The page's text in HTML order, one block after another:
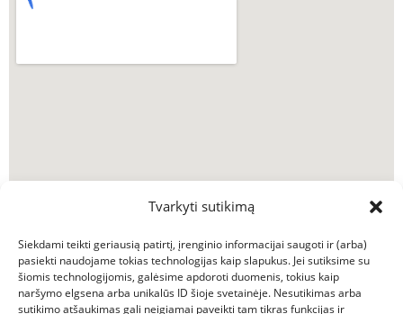
Tvarkyti sutikimą
Siekdami teikti geriausią patirtį, įrenginio informacijai saugoti ir (arba)
pasiekti naudojame tokias technologijas kaip slapukus. Jei sutiksime su
šiomis technologijomis, galėsime apdoroti duomenis, tokius kaip
naršymo elgsena arba unikalūs ID šioje svetainėje. Nesutikimas arba
sutikimo atšaukimas gali neigiamai paveikti tam tikras funkcijas ir